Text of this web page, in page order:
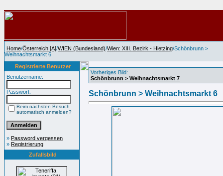
Home/Österreich [A]/WIEN (Bundesland)/Wien: XIII. Bezirk - Hietzing/Schönbrunn >
Weihnachtsmarkt 6
Registrierte Benutzer
Benutzername:
Passwort:
Beim nächsten Besuch
automatisch anmelden?
» Password vergessen
» Registrierung
Zufallsbild
Vorheriges Bild:
Schönbrunn > Weihnachtsmarkt 7
Schönbrunn > Weihnachtsmarkt 6